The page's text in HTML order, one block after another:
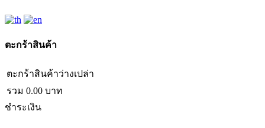
ตะกร้าสินค้า
ตะกร้าสินค้าว่างเปล่า
รวม 0.00 บาท
ชำระเงิน